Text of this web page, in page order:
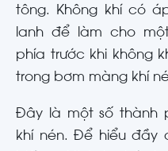
tông. Không khí có
lanh để làm cho
phía trước khi không
trong bơm màng khí
Đây là một số thành
khí nén. Để hiểu đầy